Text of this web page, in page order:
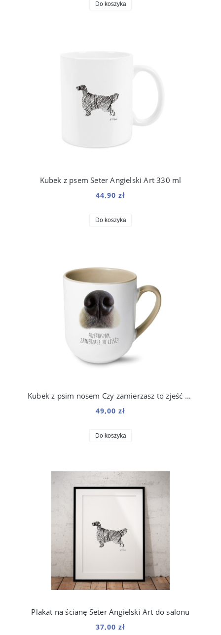
Do koszyka
Kubek z psem Seter Angielski Art 330 ml
44,90 zł
Do koszyka
Kubek z psim nosem Czy zamierzasz to zjeść 250 ml
49,00 zł
Do koszyka
Plakat na ścianę Seter Angielski Art do salonu
37,00 zł